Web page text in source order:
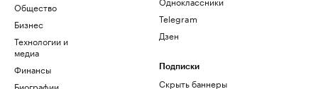
Общество
Бизнес
Технологии и
медиа
Финансы
Биографии
Telegram
Дзен
Подписки
Скрыть баннеры